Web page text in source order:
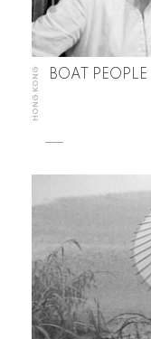
HONG KONG BOAT PEOPLE